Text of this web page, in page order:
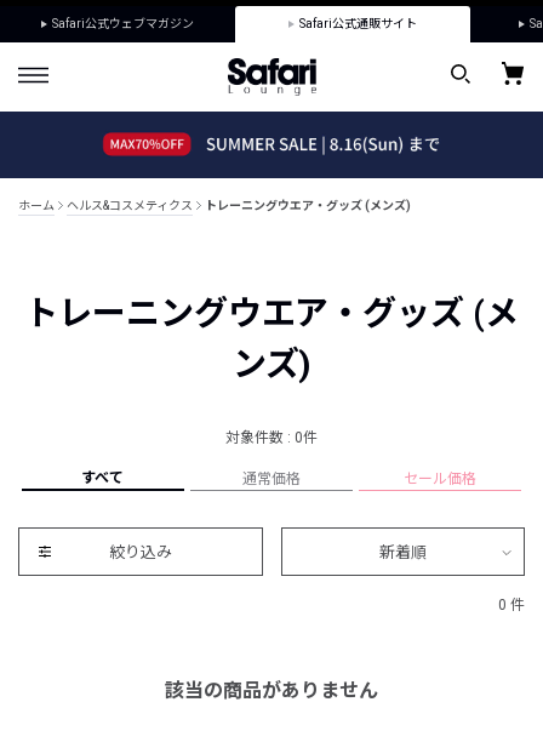
Safari公式ウェブマガジン Safari公式通販サイト
ホーム ヘルス&コスメティクス トレーニングウエア・グッズ (メンズ)
トレーニングウエア・グッズ (メ
ンズ)
対象件数 : 0件
すべて 通常価格 セール価格
絞り込み 新着順
0 件
該当の商品がありません